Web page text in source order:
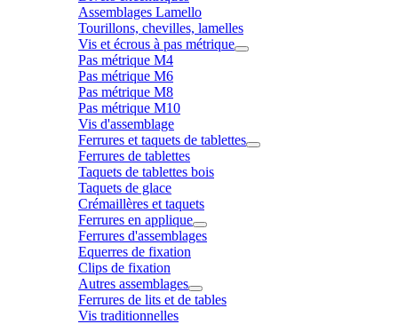
Assemblages Lamello
Tourillons, chevilles, lamelles
Vis et écrous à pas métrique
Pas métrique M4
Pas métrique M6
Pas métrique M8
Pas métrique M10
Vis d'assemblage
Ferrures et taquets de tablettes
Ferrures de tablettes
Taquets de tablettes bois
Taquets de glace
Crémaillères et taquets
Ferrures en applique
Ferrures d'assemblages
Equerres de fixation
Clips de fixation
Autres assemblages
Ferrures de lits et de tables
Vis traditionnelles